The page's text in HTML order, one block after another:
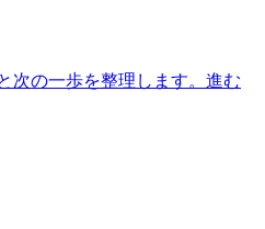
次の一歩を整理します。 進む